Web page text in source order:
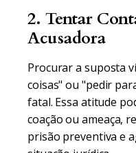
2. Tentar
Acusadora
Procurar a suposta
coisas" ou "pedir
fatal. Essa atitude
coação ou ameaça,
prisão preventiva e